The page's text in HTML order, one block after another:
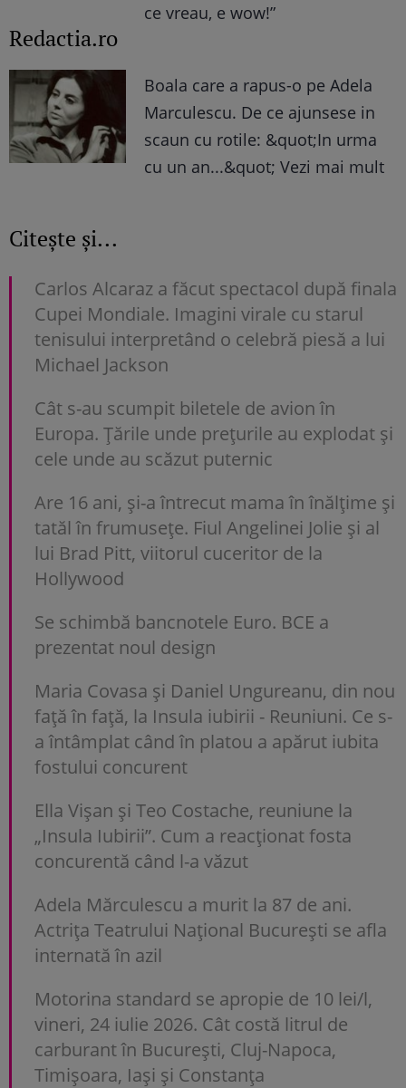
ce vreau, e wow!”
Redactia.ro
Boala care a rapus-o pe Adela
Marculescu. De ce ajunsese in
scaun cu rotile: &quot;In urma
cu un an...&quot; Vezi mai mult
Citește și...
Carlos Alcaraz a făcut spectacol după finala
Cupei Mondiale. Imagini virale cu starul
tenisului interpretând o celebră piesă a lui
Michael Jackson
Cât s-au scumpit biletele de avion în
Europa. Țările unde prețurile au explodat și
cele unde au scăzut puternic
Are 16 ani, și-a întrecut mama în înălțime și
tatăl în frumusețe. Fiul Angelinei Jolie și al
lui Brad Pitt, viitorul cuceritor de la
Hollywood
Se schimbă bancnotele Euro. BCE a
prezentat noul design
Maria Covasa și Daniel Ungureanu, din nou
față în față, la Insula iubirii - Reuniuni. Ce s-
a întâmplat când în platou a apărut iubita
fostului concurent
Ella Vișan și Teo Costache, reuniune la
„Insula Iubirii”. Cum a reacționat fosta
concurentă când l-a văzut
Adela Mărculescu a murit la 87 de ani.
Actrița Teatrului Național București se afla
internată în azil
Motorina standard se apropie de 10 lei/l,
vineri, 24 iulie 2026. Cât costă litrul de
carburant în București, Cluj-Napoca,
Timișoara, Iași și Constanța